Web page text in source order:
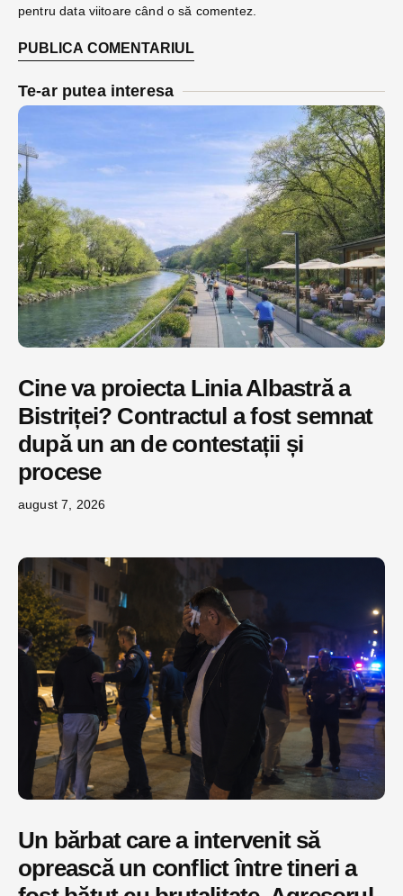
pentru data viitoare când o să comentez.
Te-ar putea interesa
Cine va proiecta Linia Albastră a
Bistriței? Contractul a fost semnat
după un an de contestații și
procese
august 7, 2026
Un bărbat care a intervenit să
oprească un conflict între tineri a